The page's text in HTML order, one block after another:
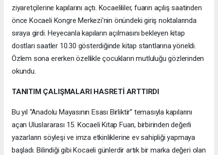
ziyaretçilerine kapılarını açtı. Kocaelililer, fuarın açılış saatinden
önce Kocaeli Kongre Merkezi’nin önündeki giriş noktalarında
sıraya girdi. Heyecanla kapıların açılmasını bekleyen kitap
dostları saatler 10.30 gösterdiğinde kitap stantlarına yöneldi.
Özlem sona ererken özellikle çocukların mutluluğu gözlerinden
okundu.
TANITIM ÇALIŞMALARI HASRETİ ARTTIRDI
Bu yıl “Anadolu Mayasının Esası Birliktir” temasıyla kapılarını
açan Uluslararası 15. Kocaeli Kitap Fuarı, birbirinden değerli
yazarların söyleşi ve imza etkinliklerine ev sahipliği yapmaya
başladı. Bilindiği gibi Kocaeli günlerdir artık bir marka değeri olan